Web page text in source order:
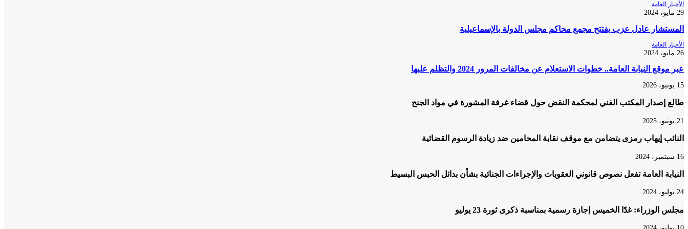
الأخبار العامة
29 مايو، 2024
المستشار عادل عزب يفتتح مجمع محاكم مجلس الدولة بالإسماعيلية
الأخبار العامة
26 مايو، 2024
عبر موقع النيابة العامة.. خطوات الاستعلام عن مخالفات المرور 2024 والتظلم عليها
15 يونيو، 2026
طالع إصدار المكتب الفني لمحكمة النقض حول قضاء غرفة المشورة في مواد الجنح
21 يونيو، 2025
النائب إيهاب رمزى يتضامن مع موقف نقابة المحامين ضد زيادة الرسوم القضائية
16 سبتمبر، 2024
النيابة العامة تفعل نصوص قانوني العقوبات والإجراءات الجنائية بشأن بدائل الحبس البسيط
24 يوليو، 2024
مجلس الوزراء: غدًا الخميس إجازة رسمية بمناسبة ذكرى ثورة 23 يوليو